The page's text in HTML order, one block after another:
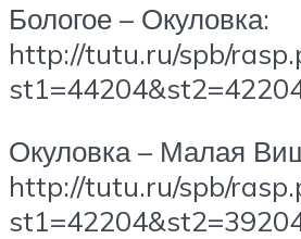
Бологое – Окуловка:
http://tutu.ru/spb/
Окуловка – Малая
http://tutu.ru/spb/